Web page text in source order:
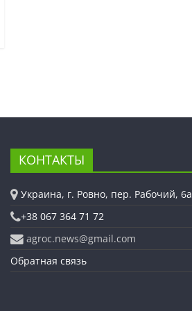
КОНТАКТЫ
Украина, г. Ровно, пер. Рабочий, 6а
+38 067 364 71 72
agroc.news@gmail.com
Обратная связь